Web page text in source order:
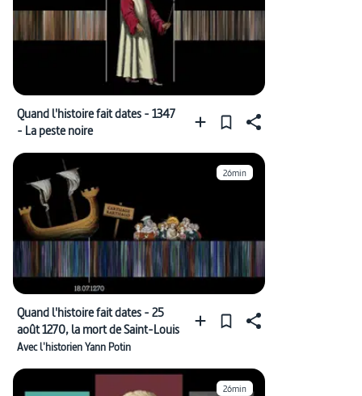
Quand l'histoire fait dates - 1347
- La peste noire
26min
Quand l'histoire fait dates - 25
août 1270, la mort de Saint-Louis
Avec l'historien Yann Potin
26min